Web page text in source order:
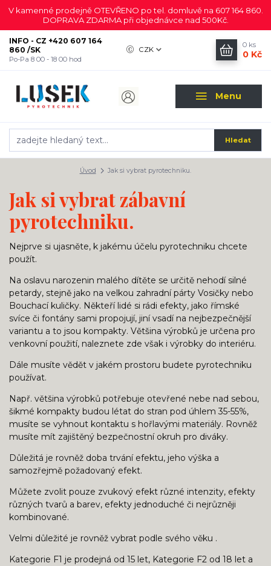
V kamenné prodejně OTEVŘENO po tel. domluvě na 607 164 860.
DOPRAVA ZDARMA při objednávce nad 500Kč.
Menu
CZK
Hledat
INFO - CZ +420 607 164
860 /SK
Po-Pa 8 00 - 18 00 hod
0 ks
0 Kč
Úvod Jak si vybrat pyrotechniku.
Jak si vybrat zábavní
pyrotechniku.
Nejprve si ujasněte, k jakému účelu pyrotechniku chcete
použít.
Na oslavu narozenin malého dítěte se určitě nehodí silné
petardy, stejně jako na velkou zahradní párty Vosičky nebo
Bouchací kuličky. Někteří lidé si rádi efekty, jako římské
svíce či fontány sami propojují, jiní vsadí na nejbezpečnější
variantu a to jsou kompakty. Většina výrobků je určena pro
venkovní použití, naleznete zde však i výrobky do interiéru.
Dále musíte vědět v jakém prostoru budete pyrotechniku
používat.
Např. většina výrobků potřebuje otevřené nebe nad sebou,
šikmé kompakty budou létat do stran pod úhlem 35-55%,
musíte se vyhnout kontaktu s hořlavými materiály. Rovněž
musíte mít zajištěný bezpečnostní okruh pro diváky.
Důležitá je rovněž doba trvání efektu, jeho výška a
samozřejmě požadovaný efekt.
Můžete zvolit pouze zvukový efekt různé intenzity, efekty
různých tvarů a barev, efekty jednoduché či nejrůzněji
kombinované.
Velmi důležité je rovněž vybrat podle svého věku .
Kategorie F1 je prodejná od 15 let, Kategorie F2 od 18 let a